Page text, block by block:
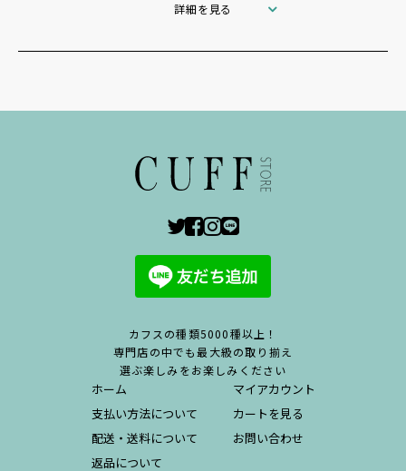
詳細を見る
カフスの種類5000種以上！
専門店の中でも最大級の取り揃え
選ぶ楽しみをお楽しみください
ホーム
支払い方法について
配送・送料について
返品について
マイアカウント
カートを見る
お問い合わせ